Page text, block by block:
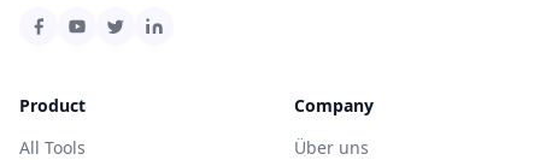
Product
All Tools
Company
Über uns